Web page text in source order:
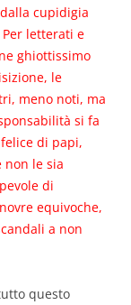
cupidigia
letterati e
ghiottissimo
le
meno noti, ma
si fa
di papi,
non le sia
di
equivoche,
a non
questo